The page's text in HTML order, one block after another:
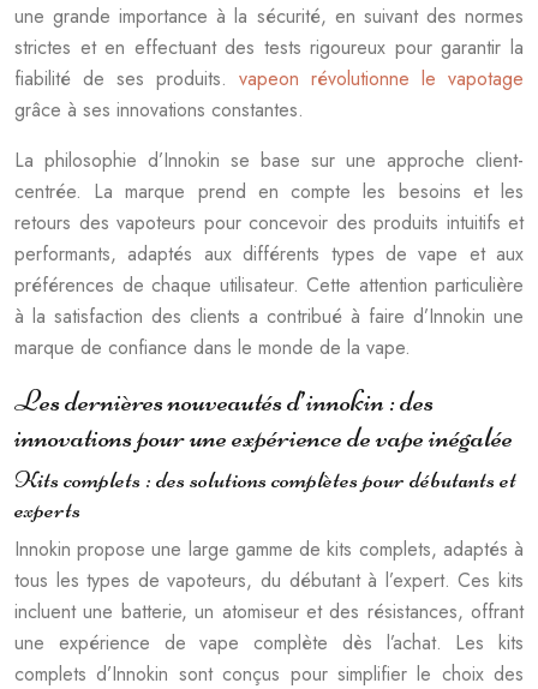
une grande importance à la sécurité, en suivant des normes
strictes et en effectuant des tests rigoureux pour garantir la
fiabilité de ses produits. vapeon révolutionne le vapotage
grâce à ses innovations constantes.
La philosophie d’Innokin se base sur une approche client-
centrée. La marque prend en compte les besoins et les
retours des vapoteurs pour concevoir des produits intuitifs et
performants, adaptés aux différents types de vape et aux
préférences de chaque utilisateur. Cette attention particulière
à la satisfaction des clients a contribué à faire d’Innokin une
marque de confiance dans le monde de la vape.
Les dernières nouveautés d’innokin : des
innovations pour une expérience de vape inégalée
Kits complets : des solutions complètes pour débutants et
experts
Innokin propose une large gamme de kits complets, adaptés à
tous les types de vapoteurs, du débutant à l’expert. Ces kits
incluent une batterie, un atomiseur et des résistances, offrant
une expérience de vape complète dès l’achat. Les kits
complets d’Innokin sont conçus pour simplifier le choix des